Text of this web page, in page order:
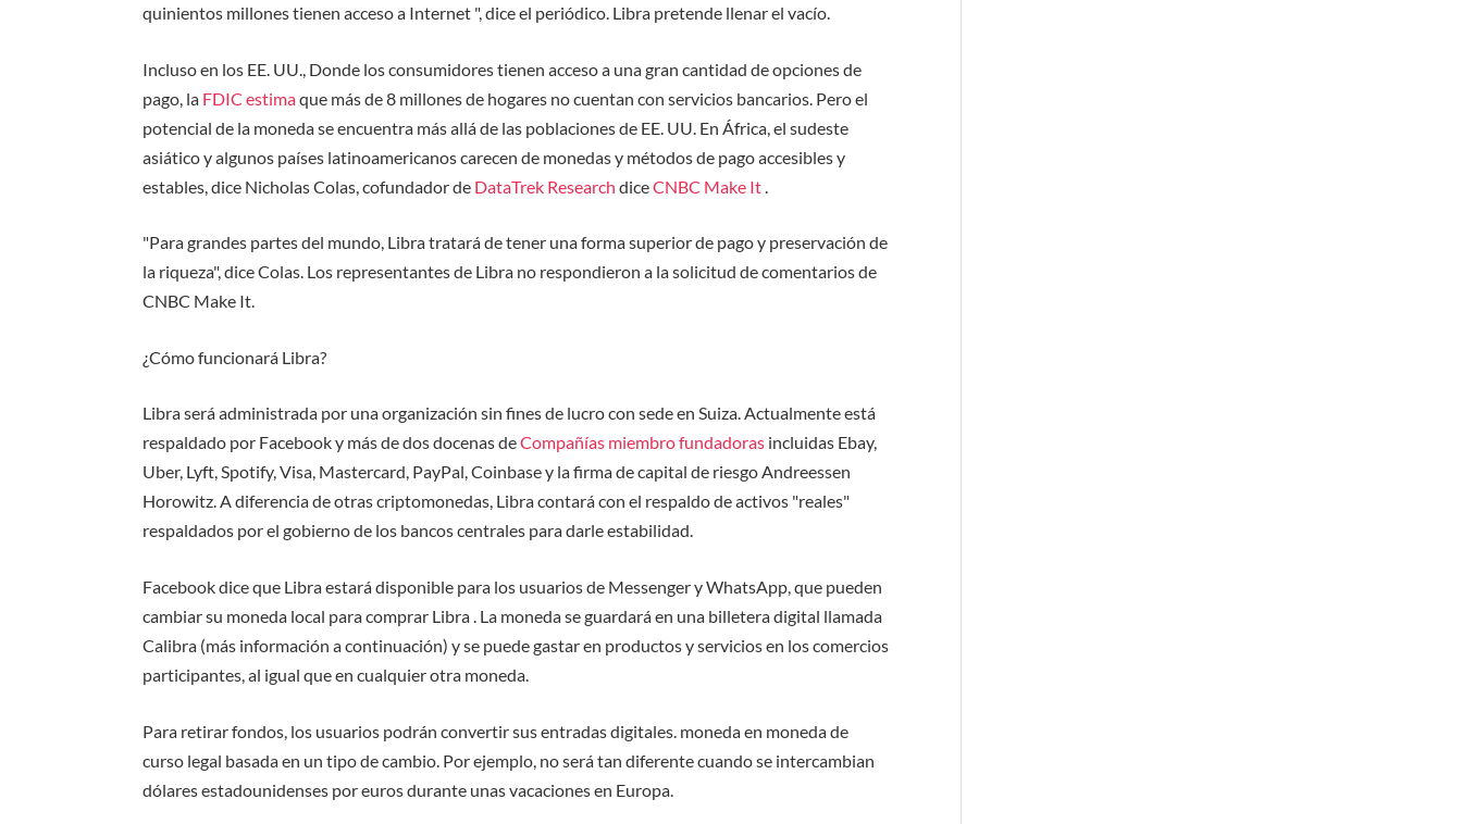
quinientos millones tienen acceso a Internet ", dice el periódico. Libra pretende llenar el vacío.
Incluso en los EE. UU., Donde los consumidores tienen acceso a una gran cantidad de opciones de
pago, la FDIC estimaque más de 8 millones de hogares no cuentan con servicios bancarios. Pero el
potencial de la moneda se encuentra más allá de las poblaciones de EE. UU. En África, el sudeste
asiático y algunos países latinoamericanos carecen de monedas y métodos de pago accesibles y
estables, dice Nicholas Colas, cofundador de DataTrek ResearchdiceCNBC Make It
"Para grandes partes del mundo, Libra tratará de tener una forma superior de pago y preservación de
la riqueza", dice Colas. Los representantes de Libra no respondieron a la solicitud de comentarios de
CNBC Make It.
¿Cómo funcionará Libra?
Libra será administrada por una organización sin fines de lucro con sede en Suiza. Actualmente está
respaldado por Facebook y más de dos docenas deCompañías miembro fundadoras incluidas Ebay,
Uber, Lyft, Spotify, Visa, Mastercard, PayPal, Coinbase y la firma de capital de riesgo Andreessen
Horowitz. A diferencia de otras criptomonedas, Libra contará con el respaldo de activos "reales"
respaldados por el gobierno de los bancos centrales para darle estabilidad.
Facebook dice que Libra estará disponible para los usuarios de Messenger y WhatsApp, que pueden
cambiar su moneda local para comprar Libra . La moneda se guardará en una billetera digital llamada
Calibra (más información a continuación) y se puede gastar en productos y servicios en los comercios
participantes, al igual que en cualquier otra moneda.
Para retirar fondos, los usuarios podrán convertir sus entradas digitales. moneda en moneda de
curso legal basada en un tipo de cambio. Por ejemplo, no será tan diferente cuando se intercambian
dólares estadounidenses por euros durante unas vacaciones en Europa.